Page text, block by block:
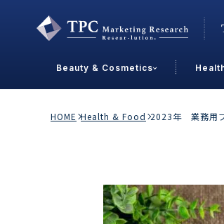
Beauty & Cosmetics
業界で
Contact Us
Beauty & Cosmetics
HOME Health & Food 2023年 業務用プ